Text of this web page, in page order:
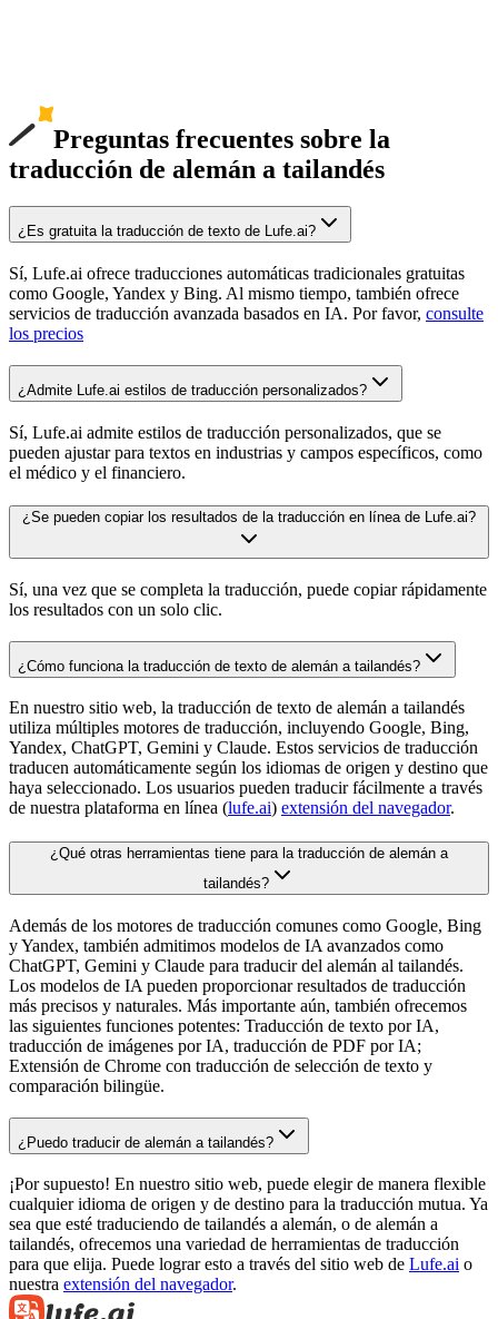
Preguntas frecuentes sobre la
traducción de alemán a tailandés
¿Es gratuita la traducción de texto de Lufe.ai?
Sí, Lufe.ai ofrece traducciones automáticas tradicionales gratuitas
como Google, Yandex y Bing. Al mismo tiempo, también ofrece
servicios de traducción avanzada basados en IA. Por favor, consulte
los precios
¿Admite Lufe.ai estilos de traducción personalizados?
Sí, Lufe.ai admite estilos de traducción personalizados, que se
pueden ajustar para textos en industrias y campos específicos, como
el médico y el financiero.
¿Se pueden copiar los resultados de la traducción en línea de Lufe.ai?
Sí, una vez que se completa la traducción, puede copiar rápidamente
los resultados con un solo clic.
¿Cómo funciona la traducción de texto de alemán a tailandés?
En nuestro sitio web, la traducción de texto de alemán a tailandés
utiliza múltiples motores de traducción, incluyendo Google, Bing,
Yandex, ChatGPT, Gemini y Claude. Estos servicios de traducción
traducen automáticamente según los idiomas de origen y destino que
haya seleccionado. Los usuarios pueden traducir fácilmente a través
de nuestra plataforma en línea (lufe.ai) extensión del navegador.
¿Qué otras herramientas tiene para la traducción de alemán a
tailandés?
Además de los motores de traducción comunes como Google, Bing
y Yandex, también admitimos modelos de IA avanzados como
ChatGPT, Gemini y Claude para traducir del alemán al tailandés.
Los modelos de IA pueden proporcionar resultados de traducción
más precisos y naturales. Más importante aún, también ofrecemos
las siguientes funciones potentes: Traducción de texto por IA,
traducción de imágenes por IA, traducción de PDF por IA;
Extensión de Chrome con traducción de selección de texto y
comparación bilingüe.
¿Puedo traducir de alemán a tailandés?
¡Por supuesto! En nuestro sitio web, puede elegir de manera flexible
cualquier idioma de origen y de destino para la traducción mutua. Ya
sea que esté traduciendo de tailandés a alemán, o de alemán a
tailandés, ofrecemos una variedad de herramientas de traducción
para que elija. Puede lograr esto a través del sitio web de Lufe.ai o
nuestra extensión del navegador.